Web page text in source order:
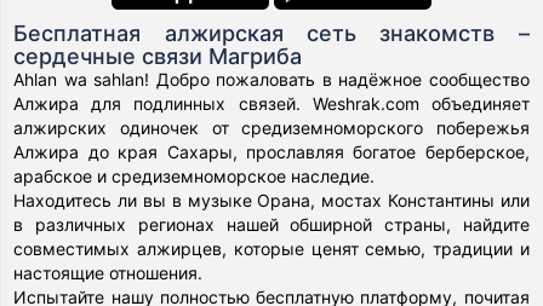
Бесплатная алжирская сеть знакомств –
сердечные связи Магриба
Ahlan wa sahlan! Добро пожаловать в надёжное сообщество
Алжира для подлинных связей. Weshrak.com объединяет
алжирских одиночек от средиземноморского побережья
Алжира до края Сахары, прославляя богатое берберское,
арабское и средиземноморское наследие.
Находитесь ли вы в музыке Орана, мостах Константины или
в различных регионах нашей обширной страны, найдите
совместимых алжирцев, которые ценят семью, традиции и
настоящие отношения.
Испытайте нашу полностью бесплатную платформу, почитая